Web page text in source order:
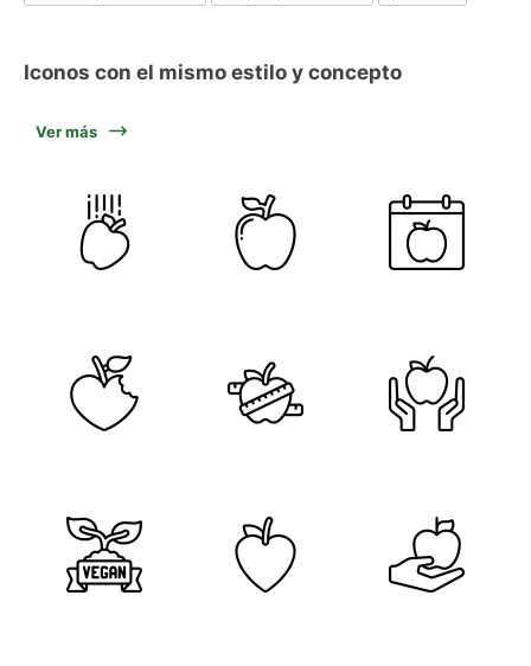
Iconos con el mismo estilo y concepto
Ver más